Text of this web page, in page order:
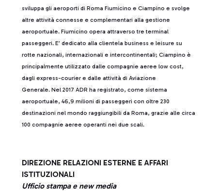
sviluppa gli aeroporti di Roma Fiumicino e Ciampino e svolge
altre attività connesse e complementari alla gestione
aeroportuale. Fiumicino opera attraverso tre terminal
passeggeri. E’ dedicato alla clientela business e leisure su
rotte nazionali, internazionali e intercontinentali; Ciampino è
principalmente utilizzato dalle compagnie aeree low cost,
dagli express-courier e dalle attività di Aviazione
Generale. Nel 2017 ADR ha registrato, come sistema
aeroportuale, 46,9 milioni di passeggeri con oltre 230
destinazioni nel mondo raggiungibili da Roma, grazie alle circa
100 compagnie aeree operanti nei due scali.
DIREZIONE RELAZIONI ESTERNE E AFFARI
ISTITUZIONALI
Ufficio stampa e new media